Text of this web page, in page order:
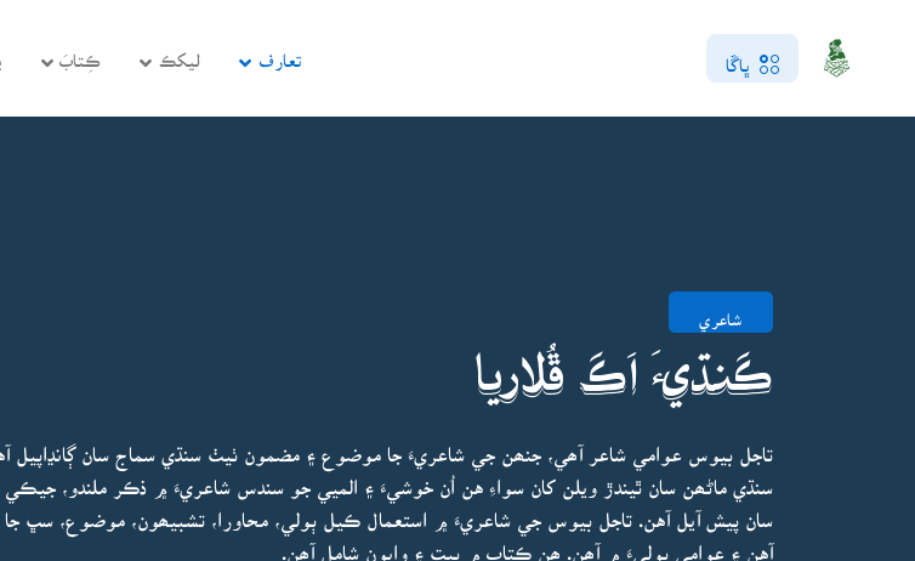
ڀاڱا تعارف ليکڪ ڪِتابَ
شاعري
ڪَنڌيءَ اَڪَ ڦُلاريا
تاجل بيوس عوامي شاعر آھي، جنھن جي شاعريءَ جا موضوع ۽ مضمون ٺيٺ سنڌي سماج سان ڳانڍاپيل
سنڌي ماڻھن سان ٿيندڙ ويلن کان سواءِ هن اُن خوشيءَ ۽ الميي جو سندس شاعريءَ ۾ ذڪر ملندو، جيڪي
سان پيش آيل آهن. تاجل بيوس جي شاعريءَ ۾ استعمال ڪيل ٻولي، محاورا، تشبيھون، موضوع، سڀ
آهن ۽ عوامي ٻوليءَ ۾ آھن. ھن ڪتاب ۾ بيت ۽ وايون شامل آھن.